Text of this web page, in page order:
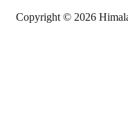
Copyright © 2026